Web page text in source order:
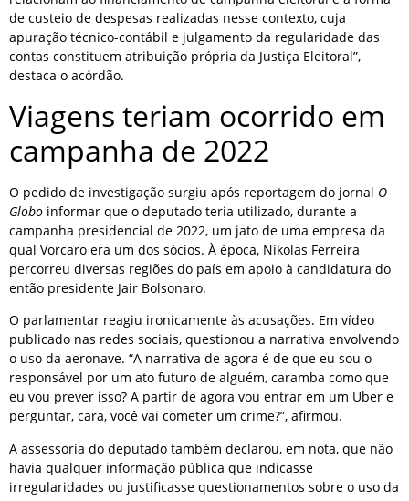
de custeio de despesas realizadas nesse contexto, cuja
apuração técnico-contábil e julgamento da regularidade das
contas constituem atribuição própria da Justiça Eleitoral”,
destaca o acórdão.
Viagens teriam ocorrido em
campanha de 2022
O pedido de investigação surgiu após reportagem do jornal O
Globo informar que o deputado teria utilizado, durante a
campanha presidencial de 2022, um jato de uma empresa da
qual Vorcaro era um dos sócios. À época, Nikolas Ferreira
percorreu diversas regiões do país em apoio à candidatura do
então presidente Jair Bolsonaro.
O parlamentar reagiu ironicamente às acusações. Em vídeo
publicado nas redes sociais, questionou a narrativa envolvendo
o uso da aeronave. “A narrativa de agora é de que eu sou o
responsável por um ato futuro de alguém, caramba como que
eu vou prever isso? A partir de agora vou entrar em um Uber e
perguntar, cara, você vai cometer um crime?”, afirmou.
A assessoria do deputado também declarou, em nota, que não
havia qualquer informação pública que indicasse
irregularidades ou justificasse questionamentos sobre o uso da